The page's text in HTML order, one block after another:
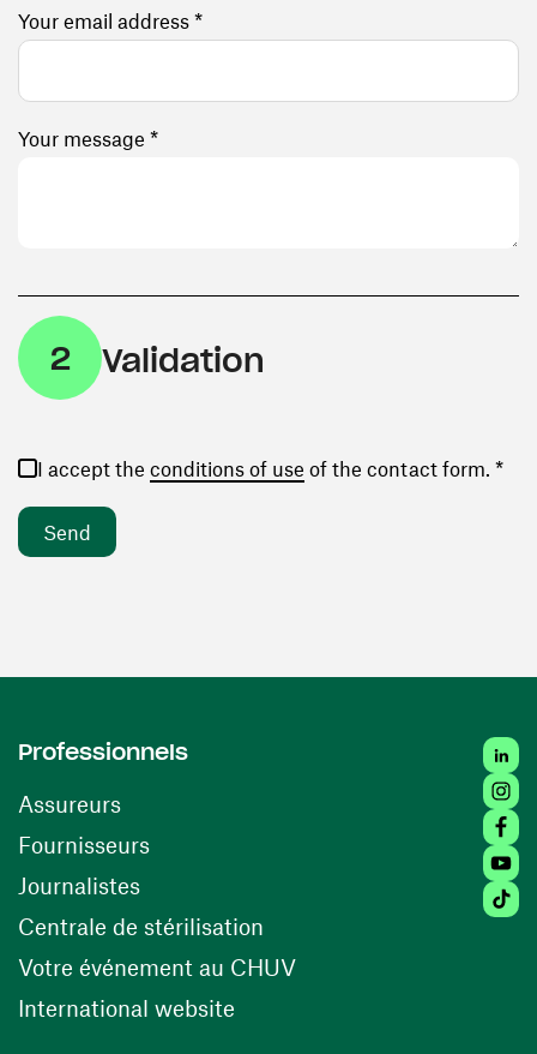
Your email address *
Your message *
2 Validation
I accept the conditions of use (opens in a new window)
of the contact form. *
Professionnels
Assureurs
Fournisseurs(opens in a new window)
Journalistes
Centrale de stérilisation (opens in a new window)
Votre événement au CHUV(opens in a new
International website